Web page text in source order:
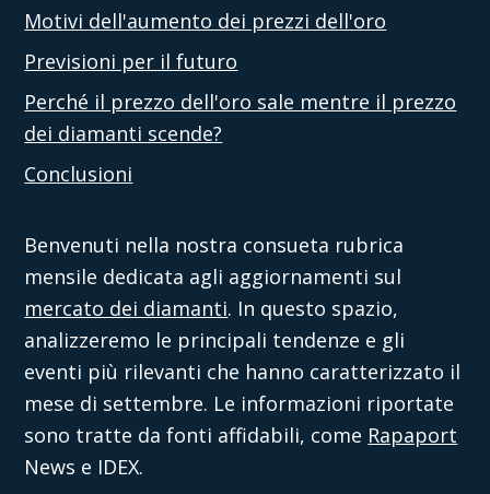
Motivi dell'aumento dei prezzi dell'oro
Previsioni per il futuro
Perché il prezzo dell'oro sale mentre il prezzo
dei diamanti scende?
Conclusioni
Benvenuti nella nostra consueta rubrica
mensile dedicata agli aggiornamenti sul
mercato dei diamanti. In questo spazio,
analizzeremo le principali tendenze e gli
eventi più rilevanti che hanno caratterizzato il
mese di settembre. Le informazioni riportate
sono tratte da fonti affidabili, come Rapaport
News e IDEX.